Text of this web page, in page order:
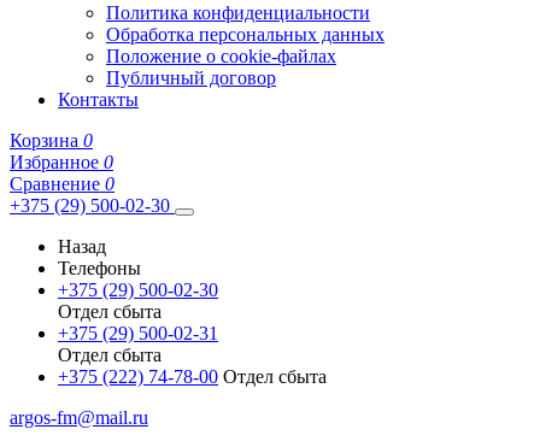
Политика конфиденциальности
Обработка персональных данных
Положение о cookie-файлах
Публичный договор
Контакты
Корзина 0
Избранное 0
Сравнение 0
+375 (29) 500-02-30
Назад
Телефоны
+375 (29) 500-02-30
Отдел сбыта
+375 (29) 500-02-31
Отдел сбыта
+375 (222) 74-78-00 Отдел сбыта
argos-fm@mail.ru